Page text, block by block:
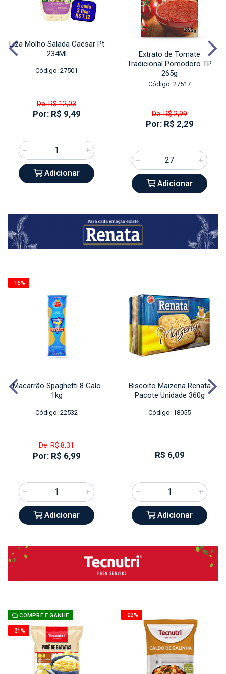
Liza Molho Salada Caesar Pt
234Ml
Código: 27501
De: R$ 12,03
Por: R$ 9,49
Adicionar
Extrato de Tomate
Tradicional Pomodoro TP
265g
Código: 27517
De: R$ 2,99
Por: R$ 2,29
Adicionar
-16%
Macarrão Spaghetti 8 Galo
1kg
Código: 22532
De: R$ 8,31
Por: R$ 6,99
Adicionar
Biscoito Maizena Renata
Pacote Unidade 360g
Código: 18055
R$ 6,09
Adicionar
COMPRE E GANHE
-21%
-22%